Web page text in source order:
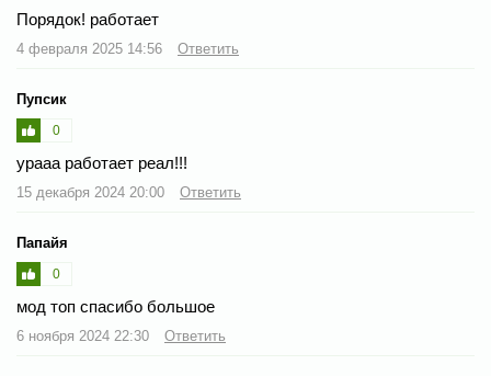
Порядок! работает
4 февраля 2025 14:56 Ответить
Пупсик
0
урааа работает реал!!!
15 декабря 2024 20:00 Ответить
Папайя
0
мод топ спасибо большое
6 ноября 2024 22:30 Ответить